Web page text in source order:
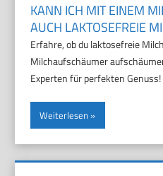
KANN ICH MIT EINEM
AUCH LAKTOSEFREIE
Erfahre, ob du laktosefreie
Milchaufschäumer
Experten für perfekten Genuss!
Weiterlesen